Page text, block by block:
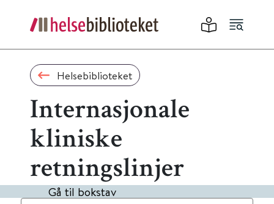
Helsebiblioteket
Internasjonale
kliniske
retningslinjer
Gå til bokstav